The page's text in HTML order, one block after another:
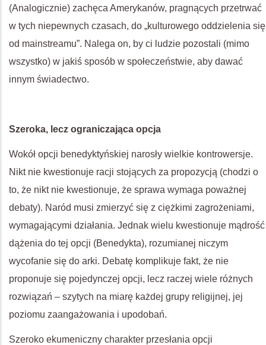
(Analogicznie) zachęca Amerykanów, pragnących przetrwać
w tych niepewnych czasach, do „kulturowego oddzielenia się
od mainstreamu”. Nalega on, by ci ludzie pozostali (mimo
wszystko) w jakiś sposób w społeczeństwie, aby dawać
innym świadectwo.
Szeroka, lecz ograniczająca opcja
Wokół opcji benedyktyńskiej narosły wielkie kontrowersje.
Nikt nie kwestionuje racji stojących za propozycją (chodzi o
to, że nikt nie kwestionuje, że sprawa wymaga poważnej
debaty). Naród musi zmierzyć się z ciężkimi zagrożeniami,
wymagającymi działania. Jednak wielu kwestionuje mądrość
dążenia do tej opcji (Benedykta), rozumianej niczym
wycofanie się do arki. Debatę komplikuje fakt, że nie
proponuje się pojedynczej opcji, lecz raczej wiele różnych
rozwiązań – szytych na miarę każdej grupy religijnej, jej
poziomu zaangażowania i upodobań.
Szeroko ekumeniczny charakter przesłania opcji